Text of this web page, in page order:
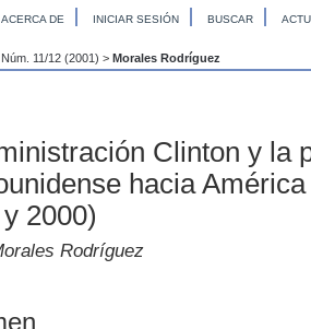
ACERCA DE INICIAR SESIÓN BUSCAR
11/12 (2001) > Morales Rodríguez
Clinton y la
hacia
2000)
Rodríguez